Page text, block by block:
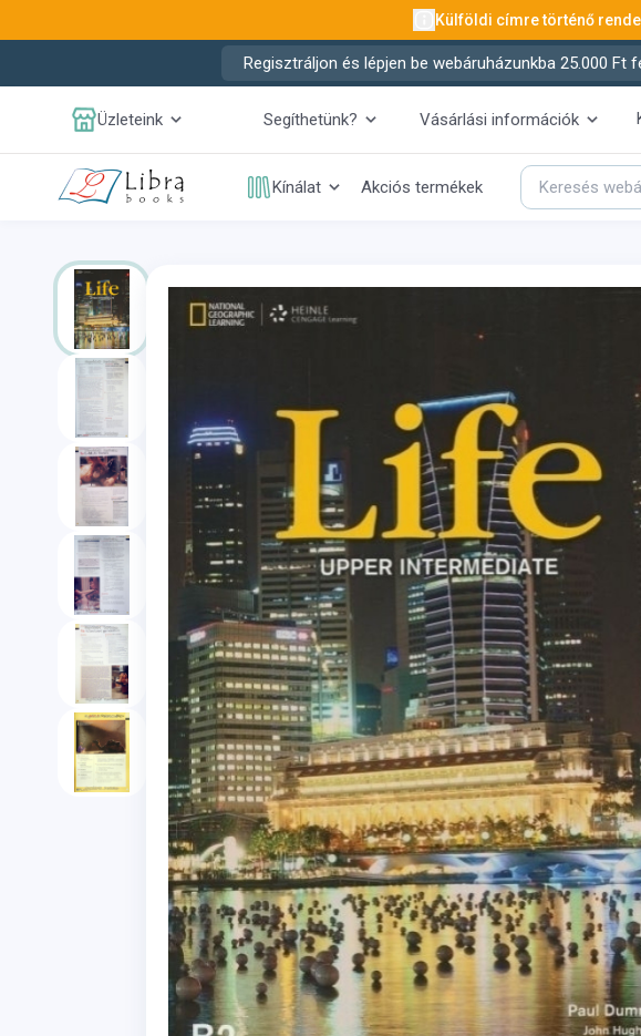
Külföldi címre történő
Regisztráljon és lépjen be webáruházunkba 25.000
Üzleteink Segíthetünk? Vásárlási információk
Kínálat Akciós termékek